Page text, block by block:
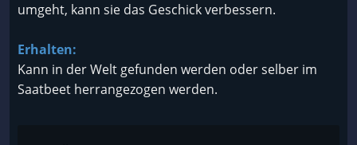
umgeht, kann sie das Geschick verbessern.
Erhalten:
Kann in der Welt gefunden werden oder selber im
Saatbeet herrangezogen werden.